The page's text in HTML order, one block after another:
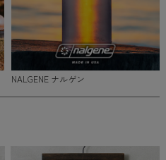
NALGENE ナルゲン